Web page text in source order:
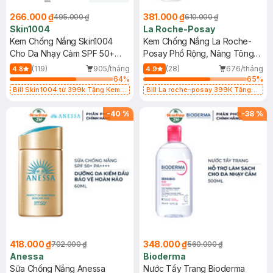
266.000 ₫495.000 ₫
Skin1004
Kem Chống Nắng Skin1004
Cho Da Nhạy Cảm SPF 50+
50ml
4.8 (119)
905/tháng
64%
Bill Skin1004 từ 399k Tặng Kem
SPF 50+ 20ml (SL Có Hạn)
381.000 ₫610.000 ₫
La Roche-Posay
Kem Chống Nắng La Roche-
Posay Phổ Rộng, Nâng Tông
Kiềm Dầu 50ml
4.9 (28)
676/tháng
65%
Bill La roche-posay 399K Tặng
(SL có hạn)
-40 %
418.000 ₫702.000 ₫
Anessa
Sữa Chống Nắng Anessa
-38 %
348.000 ₫560.000 ₫
Bioderma
Nước Tẩy Trang Bioderma